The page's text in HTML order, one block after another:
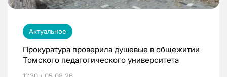
Актуальное
Прокуратура проверила душевые в общежитии
Томского педагогического университета